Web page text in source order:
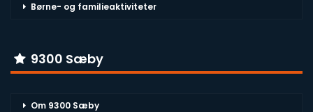
Børne- og familieaktiviteter
9300 Sæby
Om 9300 Sæby